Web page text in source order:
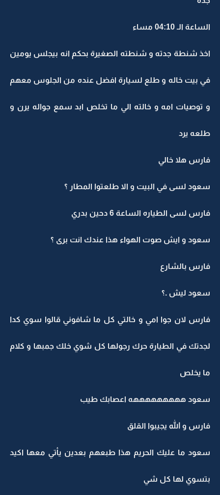
الساعة الـ 04:10 مساء
اخذ شنطة جدته و شنطته الصغيرة بحكم انه بيجلس يومين
في بيت خاله و طلع لسيارة افضل عنده من الجلوس معهم
و توصيات امه و خالته الي ما تخلص ابد سمع جواله يرن و
طلعه يرد
فارس هلا خالي
سعود لسى في البيت و الا طلعتوا المطار ؟
فارس لسى الطياره الساعة 6 دحين بدري
سعود و ايش صوت الهواء هذا عندك انت برى ؟
فارس بالشارع
سعود ليش .؟
فارس لان جوا امي و خالتي كل ما شافوني قالوا سوي كدا
لجدتك في الطيارة حرك رجولها كل شوي خلك جمبها و كلام
ما يخلص
سعود هههههههههه اعصابك طيب
فارس و الله يجيبوا القلق
سعود ما عليك الحريم هذا طبعهم بعدين يأتي معها اكيد
بتسوي لها كل شي